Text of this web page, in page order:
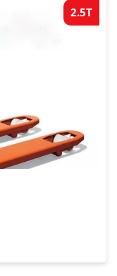
2.5T